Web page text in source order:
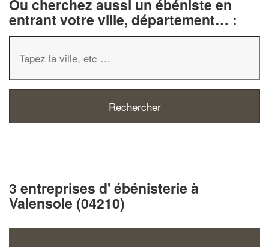
Ou cherchez aussi un ébéniste en
entrant votre ville, département… :
3 entreprises d' ébénisterie à
Valensole (04210)